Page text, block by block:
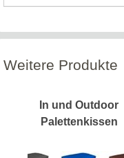
Weitere Produkte
In und Outdoor
Palettenkissen